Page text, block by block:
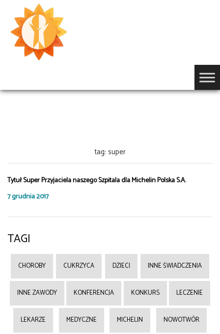
Przejdź
tag: super
Tytuł Super Przyjaciela naszego Szpitala dla Michelin Polska S.A.
7 grudnia 2017
TAGI
CHOROBY CUKRZYCA DZIECI INNE ŚWIADCZENIA
INNE ZAWODY KONFERENCJA KONKURS LECZENIE
LEKARZE MEDYCZNE MICHELIN NOWOTWÓR